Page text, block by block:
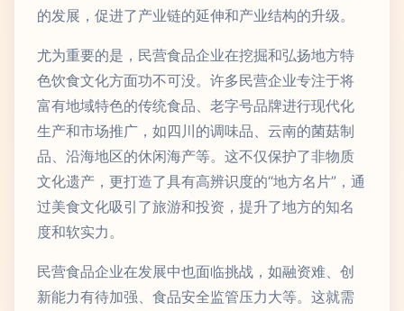
的发展，促进了产业链的延伸和产业结构的升级。
尤为重要的是，民营食品企业在挖掘和弘扬地方特
色饮食文化方面功不可没。许多民营企业专注于将
富有地域特色的传统食品、老字号品牌进行现代化
生产和市场推广，如四川的调味品、云南的菌菇制
品、沿海地区的休闲海产等。这不仅保护了非物质
文化遗产，更打造了具有高辨识度的“地方名片”，通
过美食文化吸引了旅游和投资，提升了地方的知名
度和软实力。
民营食品企业在发展中也面临挑战，如融资难、创
新能力有待加强、食品安全监管压力大等。这就需